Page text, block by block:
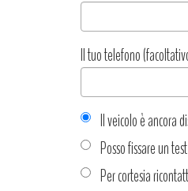
Il tuo telefono
Il veicolo è ancora
Posso fissare un
Per cortesia